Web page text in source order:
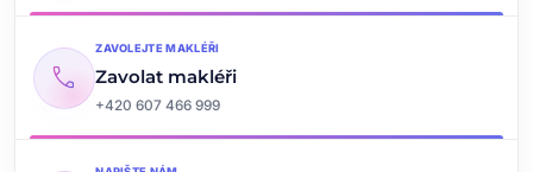
call
ZAVOLEJTE MAKLÉŘI
Zavolat makléři
+420 607 466 999